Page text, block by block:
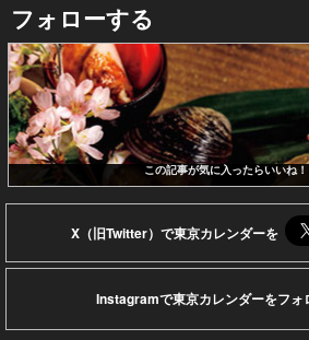
フォローする
この記事が気に入ったらいいね
X（旧Twitter）で東京カレンダーを
Instagramで東京カレンダーをフォ